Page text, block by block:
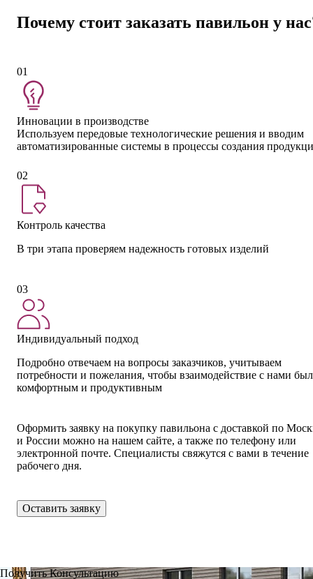
Почему стоит заказать павильон у
01
Инновации в производстве
Используем передовые технологические решения и вводим
автоматизированные системы в процессы создания
02
Контроль качества
В три этапа проверяем надежность готовых изделий
03
Индивидуальный подход
Подробно отвечаем на вопросы заказчиков, учитываем
потребности и пожелания, чтобы взаимодействие с нами
комфортным и продуктивным
Оформить заявку на покупку павильона с доставкой по
и России можно на нашем сайте, а также по телефону или
электронной почте. Специалисты свяжутся с вами в течение
рабочего дня.
Оставить заявку
Получить Консультацию